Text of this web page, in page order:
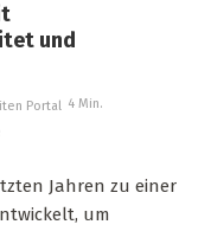
und
4 Min.
Jahren zu einer
um